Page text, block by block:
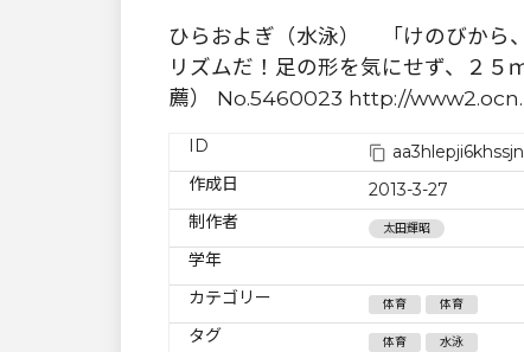
ひらおよぎ（水泳） 「けのびから
リズムだ！足の形を気にせず、２
薦） No.5460023 http://
ID
aa3hlepji6khssjn
作成日
2013-3-27
制作者
太田輝昭
学年
カテゴリー
体育 体育
タグ 体育 水泳